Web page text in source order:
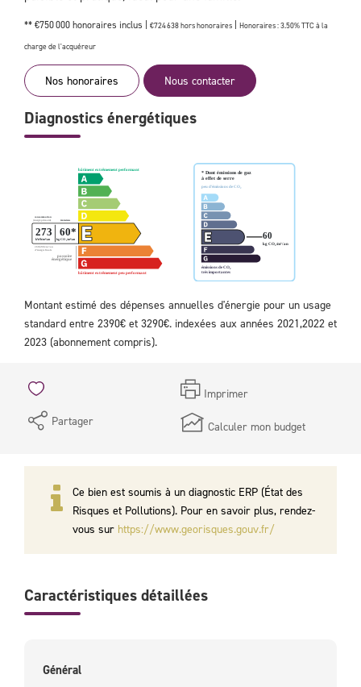
** €750 000 honoraires inclus | €724 638hors honoraires | Honoraires : 3.50% TTC à la
charge de l'acquéreur
Nos honoraires Nous contacter
Diagnostics énergétiques
Montant estimé des dépenses annuelles d'énergie pour un usage
standard entre 2390€ et 3290€. indexées aux années 2021,2022 et
2023 (abonnement compris).
Imprimer
Partager
Calculer mon budget
Ce bien est soumis à un diagnostic ERP (État des
Risques et Pollutions). Pour en savoir plus, rendez-
vous sur https://www.georisques.gouv.fr/
Caractéristiques détaillées
Général